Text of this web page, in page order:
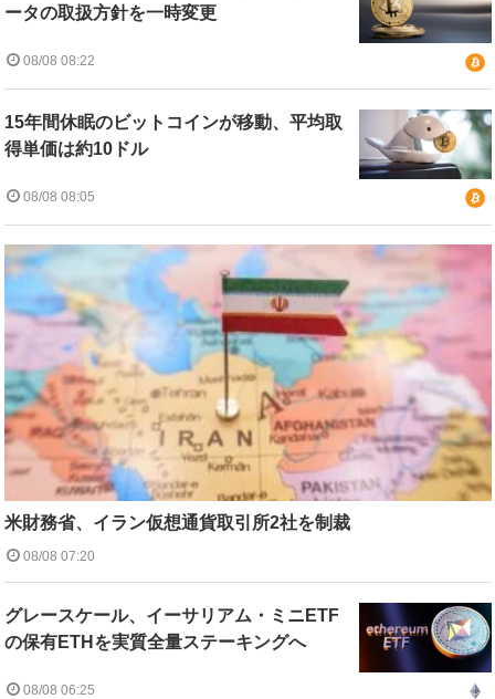
ータの取扱方針を一時変更
08/08 08:22
15年間休眠のビットコインが移動、平均取
得単価は約10ドル
08/08 08:05
米財務省、イラン仮想通貨取引所2社を制裁
08/08 07:20
グレースケール、イーサリアム・ミニETF
の保有ETHを実質全量ステーキングへ
08/08 06:25